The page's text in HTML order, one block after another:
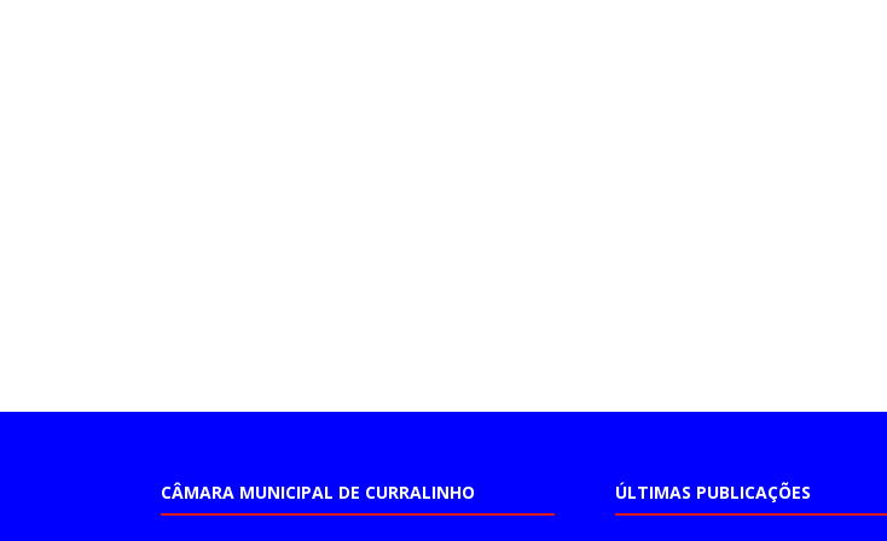
CÂMARA MUNICIPAL DE CURRALINHO ÚLTIMAS PUBLICAÇÕES